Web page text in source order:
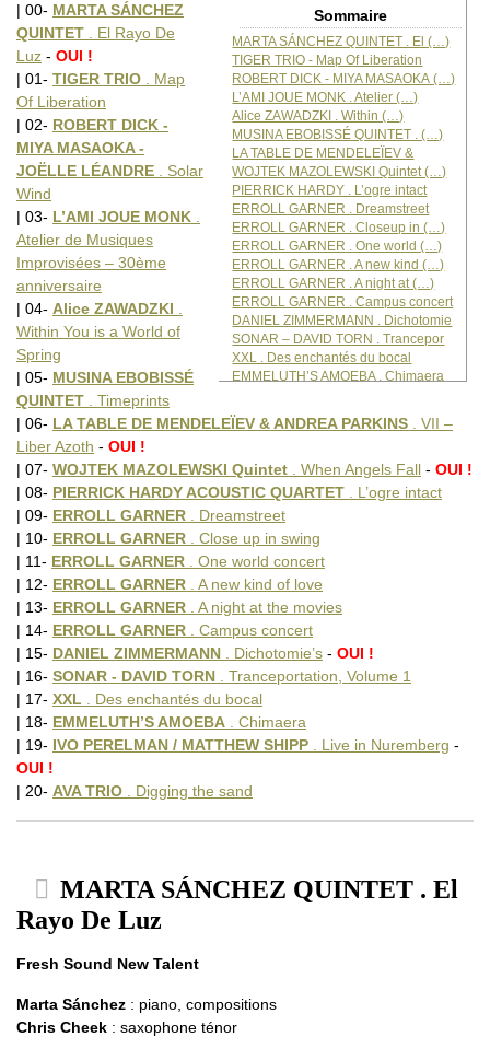
Sommaire
MARTA SÁNCHEZ QUINTET . El (…)
TIGER TRIO - Map Of Liberation
ROBERT DICK - MIYA MASAOKA (…)
L’AMI JOUE MONK . Atelier (…)
Alice ZAWADZKI . Within (…)
MUSINA EBOBISSÉ QUINTET . (…)
LA TABLE DE MENDELEÏEV &
WOJTEK MAZOLEWSKI Quintet (…)
PIERRICK HARDY . L’ogre intact
ERROLL GARNER . Dreamstreet
ERROLL GARNER . Closeup in (…)
ERROLL GARNER . One world (…)
ERROLL GARNER . A new kind (…)
ERROLL GARNER . A night at (…)
ERROLL GARNER . Campus concert
DANIEL ZIMMERMANN . Dichotomie
SONAR – DAVID TORN . Trancepor
XXL . Des enchantés du bocal
EMMELUTH’S AMOEBA . Chimaera
AVA TRIO . Digging the sand
| 00- MARTA SÁNCHEZ
QUINTET . El Rayo De
Luz - OUI !
| 01- TIGER TRIO . Map
Of Liberation
| 02- ROBERT DICK -
MIYA MASAOKA -
JOËLLE LÉANDRE . Solar
Wind
| 03- L’AMI JOUE MONK
Atelier de Musiques
Improvisées – 30ème
anniversaire
| 04- Alice ZAWADZKI
Within You is a World of
Spring
| 05- MUSINA EBOBISSÉ
QUINTET . Timeprints
| 06- LA TABLE DE MENDELEÏEV & ANDREA PARKINS . VII –
Liber Azoth - OUI !
| 07- WOJTEK MAZOLEWSKI Quintet . When Angels Fall - OUI !
| 08- PIERRICK HARDY ACOUSTIC QUARTET . L’ogre intact
| 09- ERROLL GARNER . Dreamstreet
| 10- ERROLL GARNER . Close up in swing
| 11- ERROLL GARNER . One world concert
| 12- ERROLL GARNER . A new kind of love
| 13- ERROLL GARNER . A night at the movies
| 14- ERROLL GARNER . Campus concert
| 15- DANIEL ZIMMERMANN . Dichotomie’s - OUI !
| 16- SONAR - DAVID TORN . Tranceportation, Volume 1
| 17- XXL . Des enchantés du bocal
| 18- EMMELUTH’S AMOEBA . Chimaera
| 19- IVO PERELMAN / MATTHEW SHIPP . Live in Nuremberg -
OUI !
| 20- AVA TRIO . Digging the sand
MARTA SÁNCHEZ QUINTET . El
Rayo De Luz
Fresh Sound New Talent
Marta Sánchez : piano, compositions
Chris Cheek : saxophone ténor